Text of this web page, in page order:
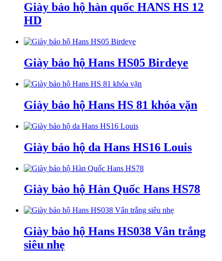
Giày bảo hộ hàn quốc HANS HS 12
HD
Giày bảo hộ Hans HS05 Birdeye
Giày bảo hộ Hans HS 81 khóa vặn
Giày bảo hộ da Hans HS16 Louis
Giày bảo hộ Hàn Quốc Hans HS78
Giày bảo hộ Hans HS038 Vân trắng
siêu nhẹ